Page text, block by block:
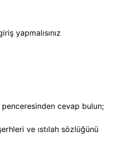
yapmalısınız
penceresinden cevap bulun;
ve ıstılah sözlüğünü